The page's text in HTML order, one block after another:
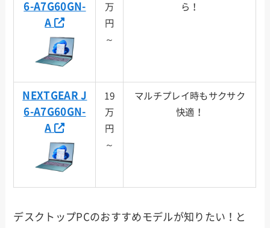
6-A7G60GN-
A
万
円
～
ら！
NEXTGEAR J
6-A7G60GN-
A
19
万
円
～
マルチプレイ時もサクサク
快適！
デスクトップPCのおすすめモデルが知りたい！と